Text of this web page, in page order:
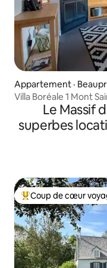
Appartement ·
Villa
Le Massif
superbes
Coup de cœur
Coup de cœur